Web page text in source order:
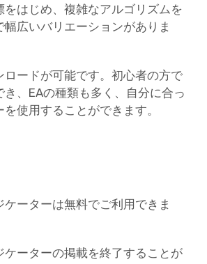
をはじめ、複雑なアルゴリズムを
広いバリエーションがありま
ロードが可能です。初心者の方で
き、EAの種類も多く、自分に合っ
使用することができます。
ケーターは無料でご利用できま
ケーターの掲載を終了することが